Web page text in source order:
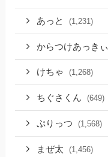
あっと (1,231)
からつけあっきぃ
けちゃ (1,268)
ちぐさくん (649)
ぷりっつ (1,568)
まぜ太 (1,456)